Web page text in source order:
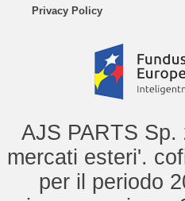
Privacy Policy
AJS PARTS
mercati esteri'.
per il periodo